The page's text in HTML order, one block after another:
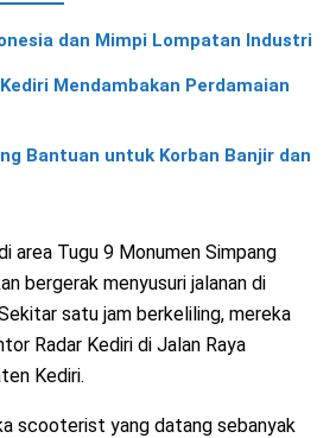
dan Mimpi Lompatan Industri
Mendambakan Perdamaian
Bantuan untuk Korban Banjir dan
area Tugu 9 Monumen Simpang
bergerak menyusuri jalanan di
satu jam berkeliling, mereka
Radar Kediri di Jalan Raya
Kediri.
scooterist yang datang sebanyak